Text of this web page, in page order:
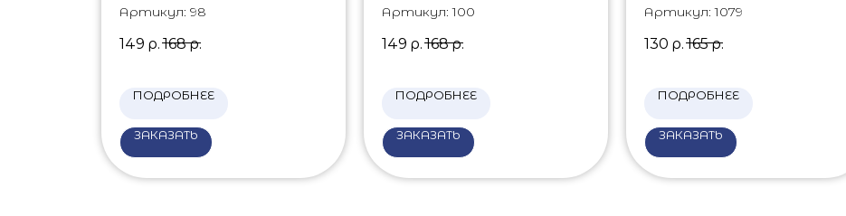
Артикул: 98
149 р. 168 р.
ПОДРОБНЕЕ
ЗАКАЗАТЬ
Артикул:100
149 р. 168 р.
ПОДРОБНЕЕ
ЗАКАЗАТЬ
Артикул:1079
130 р. 165 р.
ПОДРОБНЕЕ
ЗАКАЗАТЬ